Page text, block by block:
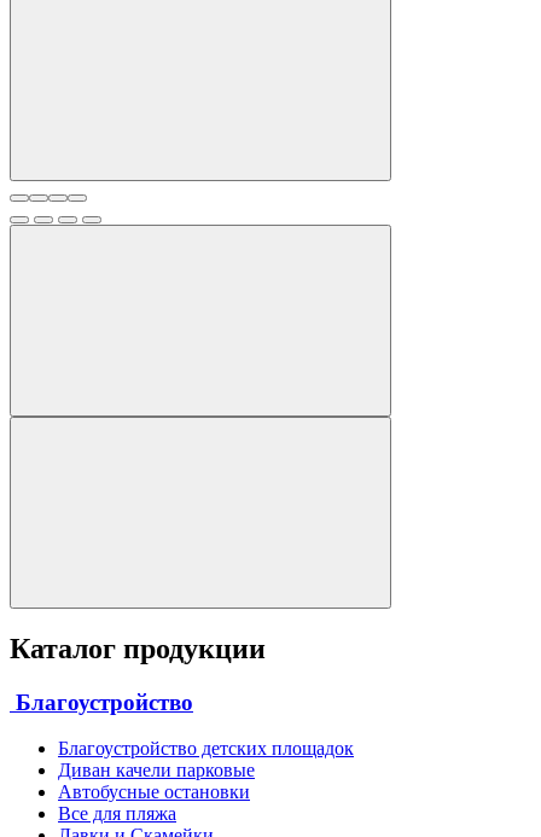
Каталог продукции
Благоустройство
Благоустройство детских площадок
Диван качели парковые
Автобусные остановки
Все для пляжа